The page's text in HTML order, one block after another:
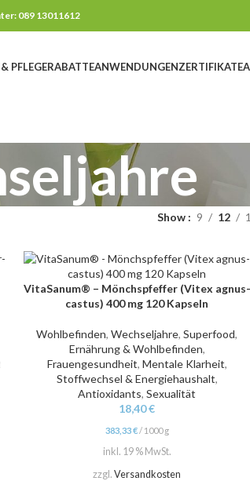
089 13011612
PFLEGERABATTEANWENDUNGENZERTIFIKATE
Show 9 12
IN DEN WARENKORB
VitaSanum® – Mönchspfeffer (Vitex agnus-
castus) 400 mg 120 Kapseln
Wohlbefinden,Wechseljahre,Superfood,
Ernährung & Wohlbefinden,
Frauengesundheit, Mentale Klarheit,
Stoffwechsel & Energiehaushalt,
Antioxidants,Sexualität
18,40€
383,33€/ 1000 g
inkl. 19 % MwSt.
zzgl.Versandkosten